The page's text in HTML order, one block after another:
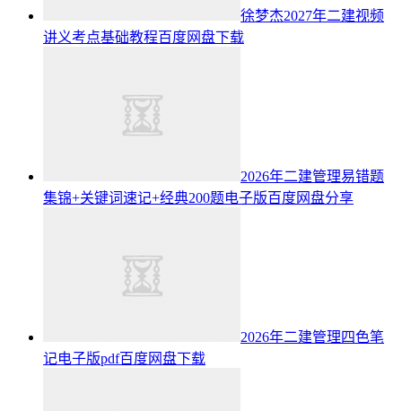
徐梦杰2027年二建视频
讲义考点基础教程百度网盘下载
2026年二建管理易错题
集锦+关键词速记+经典200题电子版百度网盘分享
2026年二建管理四色笔
记电子版pdf百度网盘下载